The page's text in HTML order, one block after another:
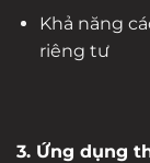
Khả năng
riêng tư
3. Ứng dụng